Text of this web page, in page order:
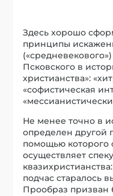
Здесь хорошо
принципы
Псковского в
христианства»:
«софистическая
Не менее точно в
определен другой
помощью которого
осуществляет
подчас старалось
Прообраз призван